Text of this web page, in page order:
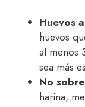
Huevos
huevos
al menos
sea más
No
harina,